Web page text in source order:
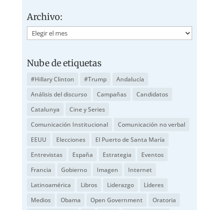
Archivo:
Archivo:
Nube de etiquetas
#Hillary Clinton #Trump
Andalucía
Análisis del discurso
Campañas
Candidatos
Catalunya
Cine y Series
Comunicación Institucional
Comunicación no verbal
EEUU
Elecciones
El Puerto de Santa María
Entrevistas
España Estrategia
Eventos
Francia
Gobierno Imagen
Internet
Latinoamérica
Libros Liderazgo
Líderes
Medios
Obama Open Government
Oratoria